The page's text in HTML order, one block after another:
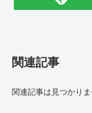
関連記事
関連記事は見つかりま